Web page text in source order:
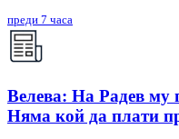
преди 7 часа
Велева: На Радев му
Няма кой да плати